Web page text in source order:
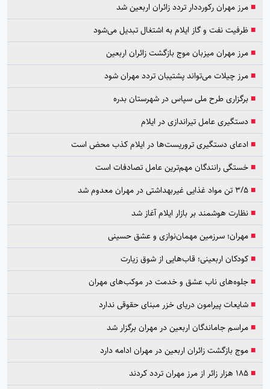
■مرز مهران رکورددار تردد زائران اربعین شد
■ظرفیت نفت و گاز ایلام به اشتغال تبدیل می‌شود
■مرز مهران میزبان موج بازگشت زائران اربعین
■مرز چیلات می‌تواند پشتیبان تردد مهران شود
■برگزاری طرح ملی سپاس در شهرستان بدره
■دستگیری عامل تیراندازی در ایلام
■ ادعای دستگیری تروریست‌ها در ایلام کذب محض است
■خستگی رانندگان مهم‌ترین عامل تصادفات است
■۳/۵ تن مواد غذایی غیربهداشتی در مهران معدوم شد
■نظارت هوشمند بر بازار ایلام آغاز شد
■مهران؛ سرزمین مهمان‌نوازی و عشق حسینی
■کودکان اربعینی؛ قاب‌هایی از شوق زیارت
■جلوه‌های ناب عشق و خدمت در موکب‌های مهران
■شایعات پیرامون دریای خزر مبنای حقوقی ندارد
■مراسم جاماندگان اربعین در مهران برگزار شد
■موج بازگشت زائران اربعین در مهران ادامه دارد
■۱۸۵ هزار زائر از مرز مهران تردد کردند